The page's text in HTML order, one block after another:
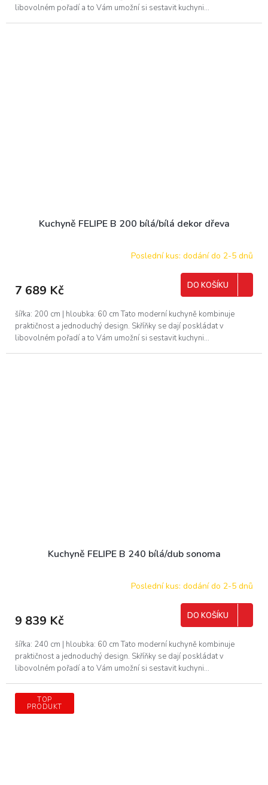
libovolném pořadí a to Vám umožní si sestavit kuchyni...
Kuchyně FELIPE B 200 bílá/bílá dekor dřeva
Poslední kus: dodání do 2-5 dnů
7 689 Kč DO KOŠÍKU
šířka: 200 cm | hloubka: 60 cm Tato moderní kuchyně kombinuje
praktičnost a jednoduchý design. Skříňky se dají poskládat v
libovolném pořadí a to Vám umožní si sestavit kuchyni...
Kuchyně FELIPE B 240 bílá/dub sonoma
Poslední kus: dodání do 2-5 dnů
9 839 Kč DO KOŠÍKU
šířka: 240 cm | hloubka: 60 cm Tato moderní kuchyně kombinuje
praktičnost a jednoduchý design. Skříňky se dají poskládat v
libovolném pořadí a to Vám umožní si sestavit kuchyni...
TOP
PRODUKT